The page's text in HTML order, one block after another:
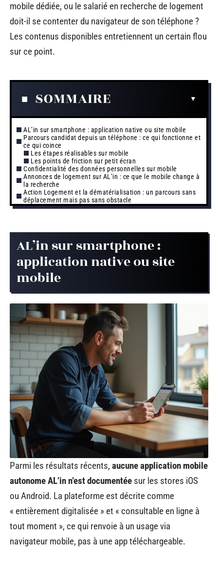
mobile dédiée, ou le salarié en recherche de logement
doit-il se contenter du navigateur de son téléphone ?
Les contenus disponibles entretiennent un certain flou
sur ce point.
SOMMAIRE
AL’in sur smartphone : application native ou site mobile
Parcours candidat depuis un téléphone : ce qui fonctionne et
ce qui coince
Les étapes réalisables sur mobile
Les points de friction sur petit écran
Confidentialité des données personnelles sur mobile
Annonces de logement sur AL’in : ce que le mobile change à
la recherche
Action Logement et la dématérialisation : un parcours sans
déplacement mais pas sans obstacle
AL’in sur smartphone :
application native ou site
mobile
Parmi les résultats récents, aucune application mobile
autonome AL’in n’est documentée sur les stores iOS
ou Android. La plateforme est décrite comme
« entièrement digitalisée » et « consultable en ligne à
tout moment », ce qui renvoie à un usage via
navigateur mobile, pas à une app téléchargeable.